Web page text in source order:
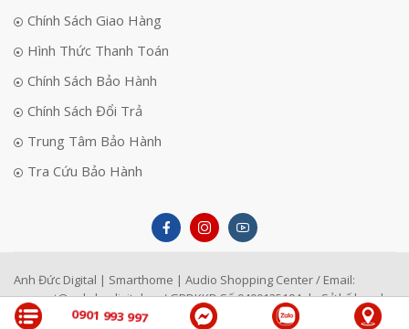
0901 993 997
Chính Sách Giao Hàng
Hình Thức Thanh Toán
Chính Sách Bảo Hành
Chính Sách Đổi Trả
Trung Tâm Bảo Hành
Tra Cứu Bảo Hành
Anh Đức Digital | Smarthome | Audio Shopping Center / Email:
support@anhducdigital.vn/ GPDKKD Số 0400125194 do Sở kế hoạch
đầu tư TP Đà Nẵng cấp ngày 22/4/1996